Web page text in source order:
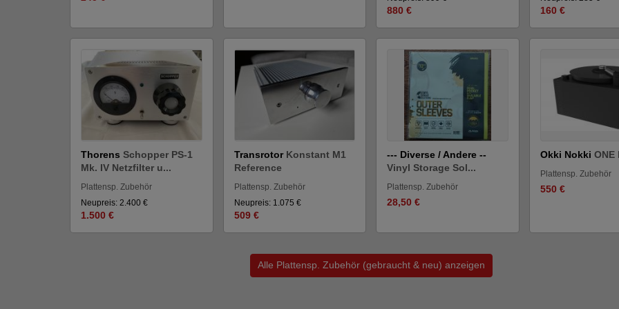
880 € 160 €
Thorens Schopper PS-1
Mk. IV Netzfilter u...
Plattensp. Zubehör
Neupreis: 2.400 €
1.500 €
Transrotor Konstant M1
Reference
Plattensp. Zubehör
Neupreis: 1.075 €
509 €
--- Diverse / Andere --
Vinyl Storage Sol...
Plattensp. Zubehör
28,50 €
Okki NokkiONE
Plattensp. Zubehör
550 €
Alle Plattensp. Zubehör (gebraucht & neu) anzeigen